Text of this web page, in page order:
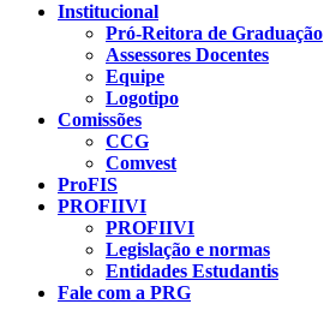
Institucional
Pró-Reitora de Graduação
Assessores Docentes
Equipe
Logotipo
Comissões
CCG
Comvest
ProFIS
PROFIIVI
PROFIIVI
Legislação e normas
Entidades Estudantis
Fale com a PRG